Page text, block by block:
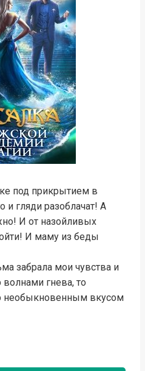
под прикрытием в
и гляди разоблачат! А
И от назойливых
И маму из беды
забрала мои чувства и
волнами гнева, то
необыкновенным вкусом